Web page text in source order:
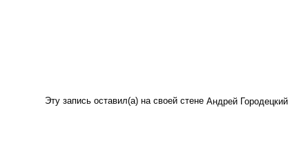
Эту запись оставил(а) на своей стене Андрей Городецкий